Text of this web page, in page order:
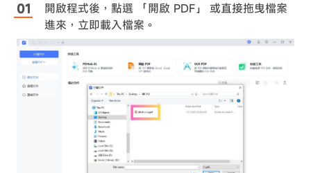
開啟程式後，點選 「開啟 PDF」 或直接拖曳檔案
進來，立即載入檔案。